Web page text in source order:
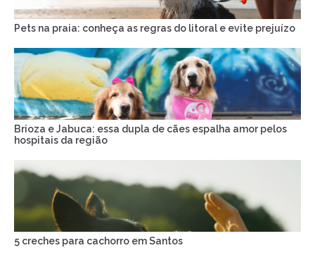
Pets na praia: conheça as regras do litoral e evite prejuízo
Brioza e Jabuca: essa dupla de cães espalha amor pelos
hospitais da região
5 creches para cachorro em Santos